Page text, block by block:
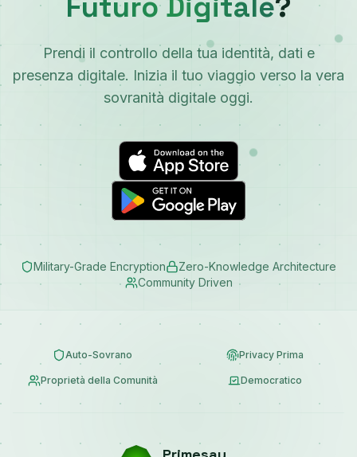
Prendi il controllo della tua identità, dati e
presenza digitale. Inizia il tuo viaggio verso la vera
sovranità digitale oggi.
Military-Grade Encryption
Zero-Knowledge Architecture
Community Driven
Auto-Sovrano Privacy Prima
Proprietà della Comunità Democratico